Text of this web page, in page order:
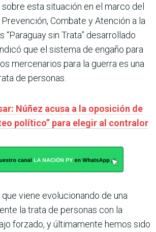
sobre esta situación en el marco del
Combate y Atención a la
“Paraguay sin Trata” desarrollado
que el sistema de engaño para
mercenarios para la guerra es una
de personas.
Núñez acusa a la oposición de
político” para elegir al contralor
viene evolucionando de una
la trata de personas con la
forzado, y últimamente hemos sido